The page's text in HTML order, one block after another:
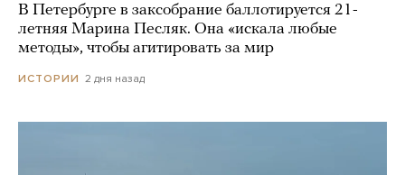
В Петербурге в заксобрание баллотируется 21-
летняя Марина Песляк. Она «искала любые
методы», чтобы агитировать за мир
ИСТОРИИ 2 дня назад